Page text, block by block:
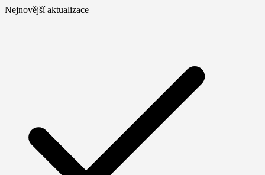
Nejnovější aktualizace